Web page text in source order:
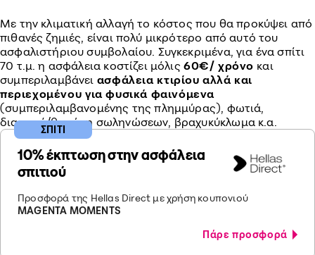
Με την κλιματική αλλαγή το κόστος που θα προκύψει από
πιθανές ζημιές, είναι πολύ μικρότερο από αυτό του
ασφαλιστήριου συμβολαίου. Συγκεκριμένα, για ένα σπίτι
70 τ.μ. η ασφάλεια κοστίζει μόλις 60€/ χρόνο και
συμπεριλαμβάνει ασφάλεια κτιρίου αλλά και
περιεχομένου για φυσικά φαινόμενα
(συμπεριλαμβανομένης της πλημμύρας), φωτιά,
διαρροή/θραύση σωληνώσεων, βραχυκύκλωμα κ.α.
10% έκπτωση στην ασφάλεια
σπιτιού
Προσφορά της Hellas Direct με χρήση κουπονιού
MAGENTA MOMENTS
Πάρε προσφορά
ΣΠΙΤΙ